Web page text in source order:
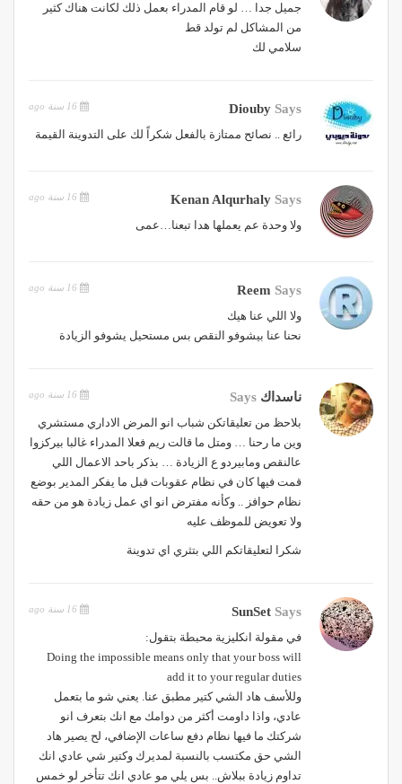
جميل جدا … لو قام المدراء بعمل ذلك لكانت هناك كثير
من المشاكل لم تولد قط
سلامي لك
Diouby Says
رائع .. نصائح ممتازة بالفعل شكراً لك على التدوينة القيمة
Kenan Alqurhaly Says
ولا وحدة عم يعملها هدا تبعنا…عمى
Reem Says
ولا اللي عنا هيك
نحنا عنا بيشوفو النقص بس مستحيل يشوفو الزيادة
ناسداك Says
بلاحظ من تعليقاتكن شباب انو المرض الاداري مستشري
وين ما رحنا … ومتل ما قالت ريم فعلا المدراء غالبا بيركزوا
عالنقص ومابيردو ع الزيادة … بذكر باحد الاعمال اللي
قمت فيها كان في نظام عقوبات قبل ما يفكر المدير بوضع
نظام حوافز .. وكأنه مفترض انو اي عمل زيادة هو من حقه
ولا تعويض للموظف عليه
شكرا لتعليقاتكم اللي بتثري اي تدوينة
SunSet Says
في مقولة انكليزية محبطة بتقول:
Doing the impossible means only that your boss will
add it to your regular duties
وللأسف هاد الشي كتير مطبق عنا. يعني شو ما بتعمل
عادي، واذا داومت أكثر من دوامك مع انك بتعرف انو
شركتك ما فيها نظام دفع ساعات الإضافي، لح يصير هاد
الشي حق مكتسب بالنسبة لمديرك وكتير شي عادي انك
تداوم زيادة ببلاش.. بس يلي مو عادي انك تتأخر لو خمس